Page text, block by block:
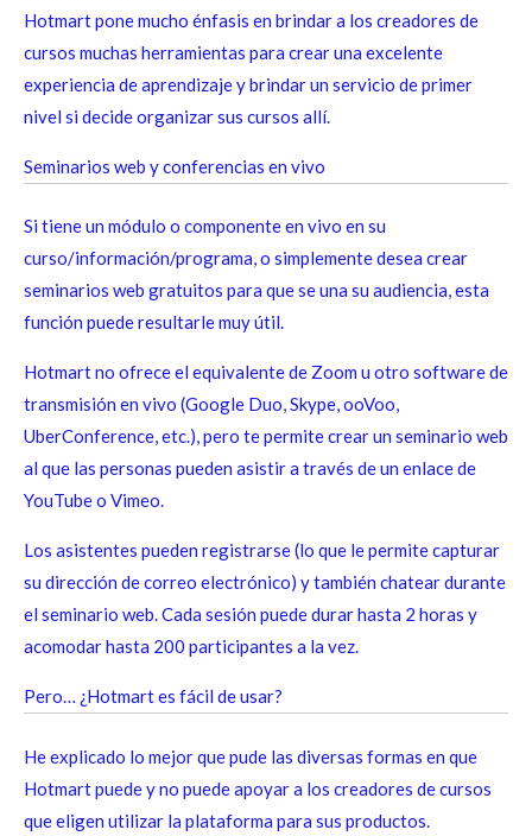
Hotmart pone mucho énfasis en brindar a los creadores de
cursos muchas herramientas para crear una excelente
experiencia de aprendizaje y brindar un servicio de primer
nivel si decide organizar sus cursos allí.
Seminarios web y conferencias en vivo
Si tiene un módulo o componente en vivo en su
curso/información/programa, o simplemente desea crear
seminarios web gratuitos para que se una su audiencia, esta
función puede resultarle muy útil.
Hotmart no ofrece el equivalente de Zoom u otro software de
transmisión en vivo (Google Duo, Skype, ooVoo,
UberConference, etc.), pero te permite crear un seminario web
al que las personas pueden asistir a través de un enlace de
YouTube o Vimeo.
Los asistentes pueden registrarse (lo que le permite capturar
su dirección de correo electrónico) y también chatear durante
el seminario web. Cada sesión puede durar hasta 2 horas y
acomodar hasta 200 participantes a la vez.
Pero… ¿Hotmart es fácil de usar?
He explicado lo mejor que pude las diversas formas en que
Hotmart puede y no puede apoyar a los creadores de cursos
que eligen utilizar la plataforma para sus productos.